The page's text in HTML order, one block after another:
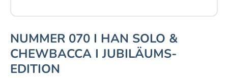
NUMMER 070 I HAN SOLO &
CHEWBACCA I JUBILÄUMS-
EDITION